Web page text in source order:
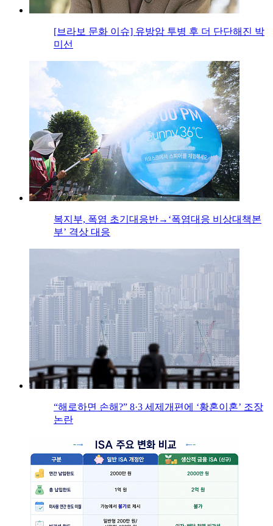
[브라보 문화 이슈] 유방암 투병 후 더 단단해진 박
미선
복지부, 폭염 초기대응반→‘폭염대응 비상대책본
부’ 격상 대응
“해로하면 손해?” 8·3 세제개편에 ‘황혼이혼’ 조장
논란